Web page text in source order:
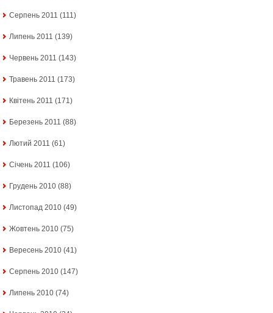
Серпень 2011 (111)
Липень 2011 (139)
Червень 2011 (143)
Травень 2011 (173)
Квітень 2011 (171)
Березень 2011 (88)
Лютий 2011 (61)
Січень 2011 (106)
Грудень 2010 (88)
Листопад 2010 (49)
Жовтень 2010 (75)
Вересень 2010 (41)
Серпень 2010 (147)
Липень 2010 (74)